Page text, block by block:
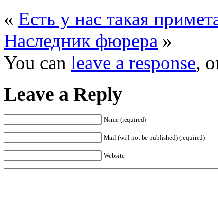
« Есть у нас такая
Наследник фюрера »
You can leave a response,
Leave a Reply
Name (required)
Mail (will not be published) (required)
Website